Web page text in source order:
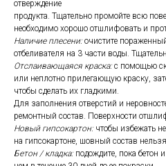
отверждение
продукта. Тщательно промойте всю
необходимо хорошо отшлифовать и
Наличие плесени: очистите
отбеливателя на 3 части воды.
Отслаивающаяся краска: с помощью
или неплотно прилегающую краску,
чтобы сделать их гладкими.
Для заполнения отверстий и
ремонтный состав. Поверхности
Новый гипсокартон: чтобы избежать
на гипсокартоне, шовный состав
Бетон / кладка: подождите, пока бетон